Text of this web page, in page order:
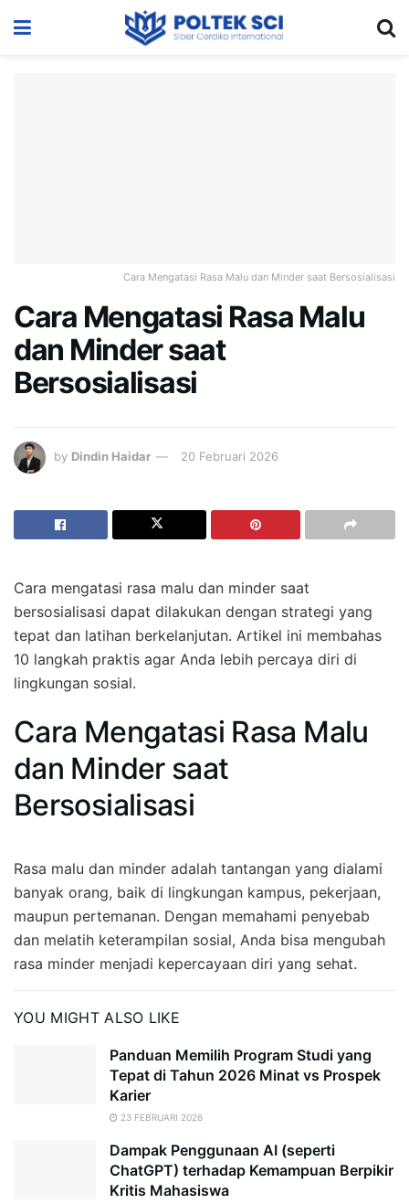
Cara Mengatasi Rasa Malu dan Minder saat Bersosialisasi
Cara Mengatasi Rasa Malu
dan Minder saat
Bersosialisasi
by Dindin Haidar 20 Februari 2026
Cara mengatasi rasa malu dan minder saat
bersosialisasi dapat dilakukan dengan strategi yang
tepat dan latihan berkelanjutan. Artikel ini membahas
10 langkah praktis agar Anda lebih percaya diri di
lingkungan sosial.
Cara Mengatasi Rasa Malu
dan Minder saat
Bersosialisasi
Rasa malu dan minder adalah tantangan yang dialami
banyak orang, baik di lingkungan kampus, pekerjaan,
maupun pertemanan. Dengan memahami penyebab
dan melatih keterampilan sosial, Anda bisa mengubah
rasa minder menjadi kepercayaan diri yang sehat.
YOU MIGHT ALSO LIKE
Panduan Memilih Program Studi yang
Tepat di Tahun 2026 Minat vs Prospek
Karier
23 FEBRUARI 2026
Dampak Penggunaan AI (seperti
ChatGPT) terhadap Kemampuan Berpikir
Kritis Mahasiswa